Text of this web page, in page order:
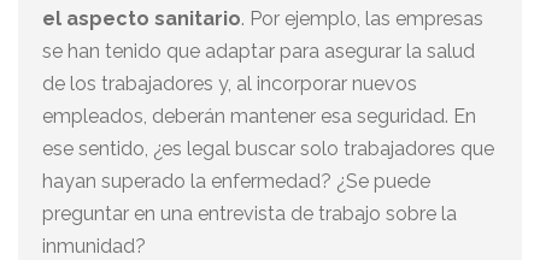
el aspecto sanitario. Por ejemplo, las empresas
se han tenido que adaptar para asegurar la salud
de los trabajadores y, al incorporar nuevos
empleados, deberán mantener esa seguridad. En
ese sentido, ¿es legal buscar solo trabajadores que
hayan superado la enfermedad? ¿Se puede
preguntar en una entrevista de trabajo sobre la
inmunidad?